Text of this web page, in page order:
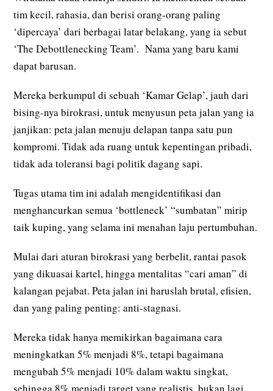
tim kecil, rahasia, dan berisi orang-orang paling
‘dipercaya’ dari berbagai latar belakang, yang ia sebut
‘The Debottlenecking Team’. Nama yang baru kami
dapat barusan.
Mereka berkumpul di sebuah ‘Kamar Gelap’, jauh dari
bising-nya birokrasi, untuk menyusun peta jalan yang ia
janjikan: peta jalan menuju delapan tanpa satu pun
kompromi. Tidak ada ruang untuk kepentingan pribadi,
tidak ada toleransi bagi politik dagang sapi.
Tugas utama tim ini adalah mengidentifikasi dan
menghancurkan semua ‘bottleneck’ “sumbatan” mirip
taik kuping, yang selama ini menahan laju pertumbuhan.
Mulai dari aturan birokrasi yang berbelit, rantai pasok
yang dikuasai kartel, hingga mentalitas “cari aman” di
kalangan pejabat. Peta jalan ini haruslah brutal, efisien,
dan yang paling penting: anti-stagnasi.
Mereka tidak hanya memikirkan bagaimana cara
meningkatkan 5% menjadi 8%, tetapi bagaimana
mengubah 5% menjadi 10% dalam waktu singkat,